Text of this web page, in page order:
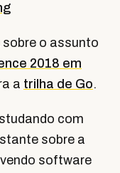
o assunto
2018 em
a trilha de Go.
com
sobre a
software